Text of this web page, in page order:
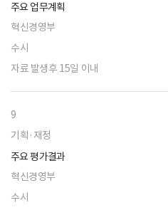
주요 업무계획
혁신경영부
수시
자료 발생후 15일 이내
9
기획·재정
주요 평가결과
혁신경영부
수시